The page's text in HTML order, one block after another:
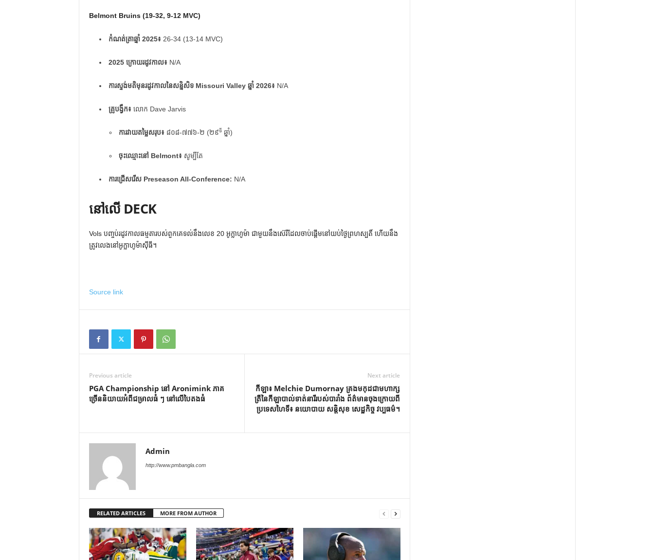
Belmont Bruins (19-32, 9-12 MVC)
កំណត់ត្រាឆ្នាំ 2025៖ 26-34 (13-14 MVC)
2025 ក្រោយ​រដូវ​កាល៖ N/A
ការស្ទង់មតិមុនរដូវកាលនៃសន្និសិទ Missouri Valley ឆ្នាំ 2026៖ N/A
គ្រូបង្វឹក៖ លោក Dave Jarvis
ការវាយតម្លៃសរុប៖ ៨០៨-៧៧៦-២ (២៩ទីឆ្នាំ)
ចុះឈ្មោះនៅ Belmont៖ សូម្បីតែ
ការជ្រើសរើស Preseason All-Conference: N/A
នៅលើ DECK
Vols បញ្ចប់រដូវកាលធម្មតារបស់ពួកគេទល់នឹងលេខ 20 អូក្លាហូម៉ា ជាមួយនឹងស៊េរីដែលចាប់ផ្តើមនៅយប់ថ្ងៃព្រហស្បតិ៍ ហើយនឹង
ត្រូវលេងនៅអូក្លាហូម៉ាស៊ីធី។
Source link
Previous article
PGA Championship នៅ Aronimink ភាគ
ច្រើននិយាយអំពីជម្រាលធំ ៗ នៅលើបៃតងធំ
Next article
កីឡា៖ Melchie Dumornay គ្រង​មកុដ​ជា​មហាក្ស
ត្រី​នៃ​កីឡា​បាល់ទាត់​នារី​របស់​បារាំង ព័ត៌មាន​ចុងក្រោយ​ពី​
ប្រទេស​ហៃទី៖ នយោបាយ សន្តិសុខ សេដ្ឋកិច្ច វប្បធម៌។
Admin
http://www.pmbangla.com
RELATED ARTICLES MORE FROM AUTHOR